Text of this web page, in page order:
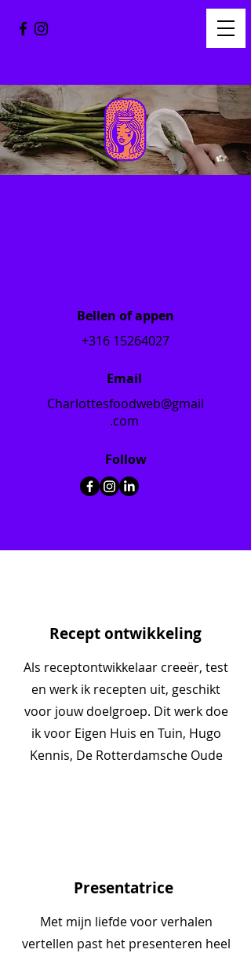
Bellen of appen
+316 15264027
Email
Charlottesfoodweb@gmail
.com
Follow
Recept ontwikkeling
Als receptontwikkelaar creeër, test
en werk ik recepten uit, geschikt
voor jouw doelgroep. Dit werk doe
ik voor Eigen Huis en Tuin, Hugo
Kennis, De Rotterdamsche Oude
Presentatrice
Met mijn liefde voor verhalen
vertellen past het presenteren heel